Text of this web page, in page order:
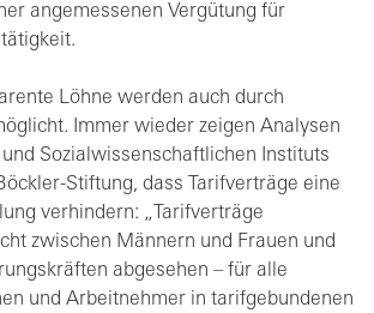
angemessenen Vergütung für
Löhne werden auch durch
Immer wieder zeigen Analysen
Sozialwissenschaftlichen Instituts
Stiftung, dass Tarifverträge eine
verhindern: „Tarifverträge
zwischen Männern und Frauen und
abgesehen – für alle
und Arbeitnehmer in tarifgebundenen